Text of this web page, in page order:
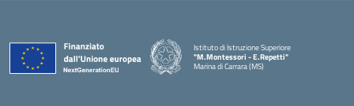
Istituto di Istruzione Superiore
"M.Montessori - E.Repetti"
Marina di Carrara (MS)